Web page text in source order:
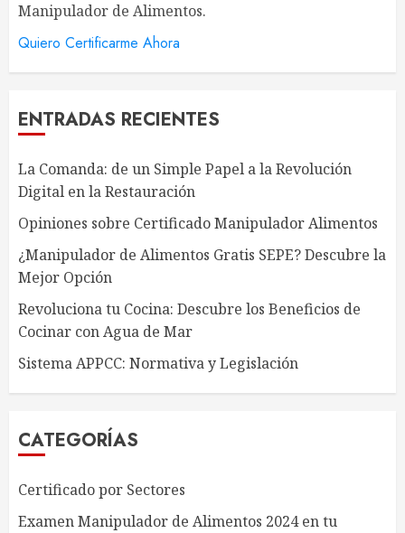
Manipulador de Alimentos.
Quiero Certificarme Ahora
ENTRADAS RECIENTES
La Comanda: de un Simple Papel a la Revolución
Digital en la Restauración
Opiniones sobre Certificado Manipulador Alimentos
¿Manipulador de Alimentos Gratis SEPE? Descubre la
Mejor Opción
Revoluciona tu Cocina: Descubre los Beneficios de
Cocinar con Agua de Mar
Sistema APPCC: Normativa y Legislación
CATEGORÍAS
Certificado por Sectores
Examen Manipulador de Alimentos 2024 en tu